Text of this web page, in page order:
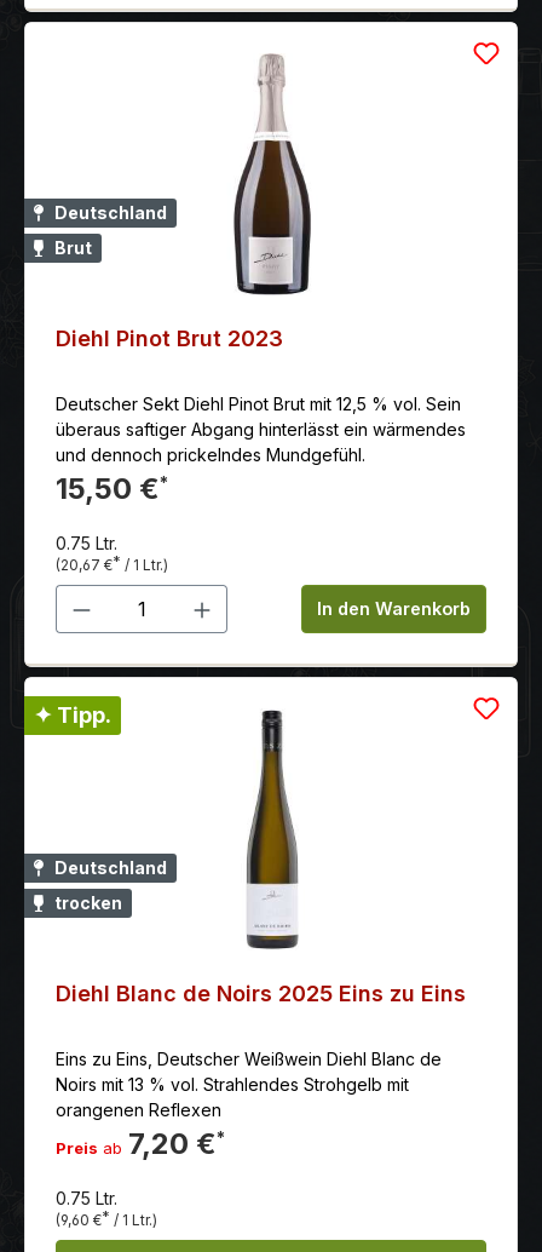
Deutschland
Brut
Diehl Pinot Brut 2023
Deutscher Sekt Diehl Pinot Brut mit 12,5 % vol. Sein
überaus saftiger Abgang hinterlässt ein wärmendes
und dennoch prickelndes Mundgefühl.
15,50 €*
0.75 Ltr.
(20,67 €* / 1 Ltr.)
Produkt Anzahl: Gib denIn den Warenkorb
✦ Tipp.
Deutschland
trocken
Diehl Blanc de Noirs 2025 Eins zu Eins
Eins zu Eins, Deutscher Weißwein Diehl Blanc de
Noirs mit 13 % vol. Strahlendes Strohgelb mit
orangenen Reflexen
Preis ab 7,20 €*
0.75 Ltr.
(9,60 €* / 1 Ltr.)